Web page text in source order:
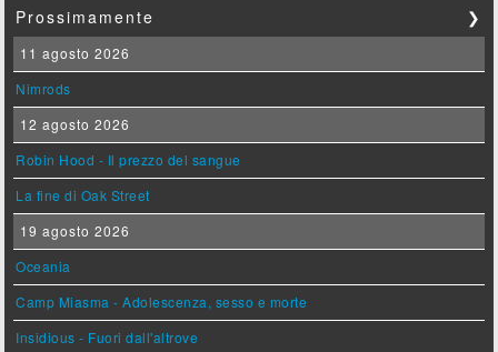
Prossimamente ❯
11 agosto 2026
Nimrods
12 agosto 2026
Robin Hood - Il prezzo del sangue
La fine di Oak Street
19 agosto 2026
Oceania
Camp Miasma - Adolescenza, sesso e morte
Insidious - Fuori dall'altrove